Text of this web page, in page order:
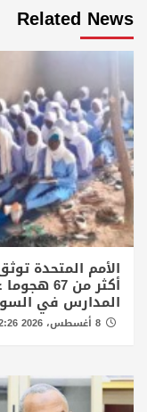
Related News
الأمم المتحدة
أكثر من 67
المدارس في